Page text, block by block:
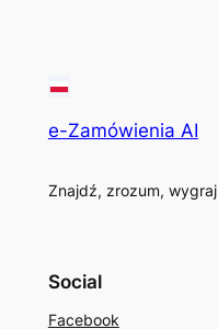
e-Zamówienia AI
Znajdź, zrozum, wygraj
Social
Facebook